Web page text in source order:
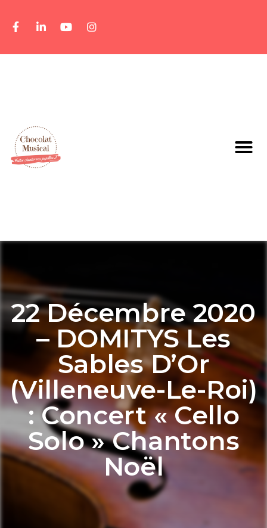
22 Décembre 2020
– DOMITYS Les
Sables D’Or
(Villeneuve-Le-Roi)
: Concert « Cello
Solo » Chantons
Noël